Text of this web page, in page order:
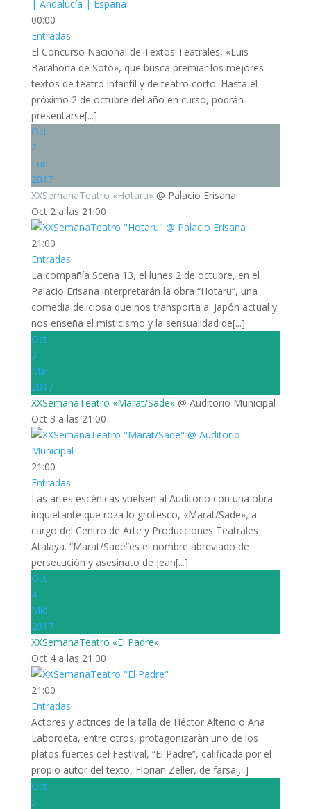
00:00
Entradas
El Concurso Nacional de Textos Teatrales, «Luis
Barahona de Soto», que busca premiar los mejores
textos de teatro infantil y de teatro corto. Hasta el
próximo 2 de octubre del año en curso, podrán
presentarse[...]
Oct
2
Lun
2017
XXSemanaTeatro «Hotaru» @ Palacio Erisana
Oct 2 a las 21:00
21:00
Entradas
La compañía Scena 13, el lunes 2 de octubre, en el
Palacio Erisana interpretarán la obra “Hotaru”, una
comedia deliciosa que nos transporta al Japón actual y
nos enseña el misticismo y la sensualidad de[...]
Oct
3
Mar
2017
XXSemanaTeatro «Marat/Sade» @ Auditorio Municipal
Oct 3 a las 21:00
21:00
Entradas
Las artes escénicas vuelven al Auditorio con una obra
inquietante que roza lo grotesco, «Marat/Sade», a
cargo del Centro de Arte y Producciones Teatrales
Atalaya. “Marat/Sade”es el nombre abreviado de
persecución y asesinato de Jean[...]
Oct
4
Mié
2017
XXSemanaTeatro «El Padre»
Oct 4 a las 21:00
21:00
Entradas
Actores y actrices de la talla de Héctor Alterio o Ana
Labordeta, entre otros, protagonizaràn uno de los
platos fuertes del Festival, “El Padre”, calificada por el
propio autor del texto, Florian Zeller, de farsa[...]
Oct
5